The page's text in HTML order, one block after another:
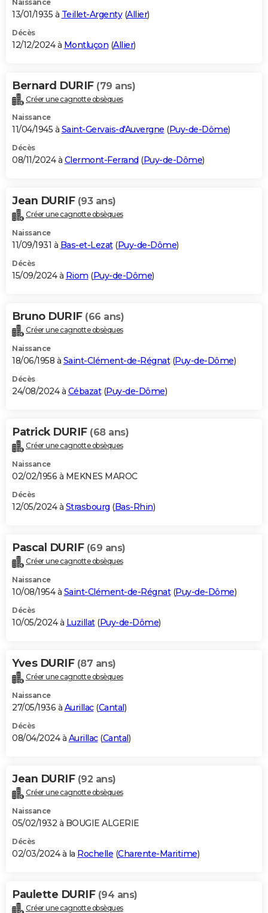
Naissance
13/01/1935 à Teillet-Argenty(Allier)
Décès
12/12/2024 à Montluçon (Allier)
Bernard DURIF (79 ans)
Créer une cagnotte obsèques
Naissance
11/04/1945 à Saint-Gervais-d'Auvergne (Puy-de-Dôme)
Décès
08/11/2024 à Clermont-Ferrand (Puy-de-Dôme)
Jean DURIF (93 ans)
Créer une cagnotte obsèques
Naissance
11/09/1931 à Bas-et-Lezat(Puy-de-Dôme)
Décès
15/09/2024 à Riom (Puy-de-Dôme)
Bruno DURIF (66 ans)
Créer une cagnotte obsèques
Naissance
18/06/1958 à Saint-Clément-de-Régnat(Puy-de-Dôme)
Décès
24/08/2024 à Cébazat(Puy-de-Dôme)
Patrick DURIF (68 ans)
Créer une cagnotte obsèques
Naissance
02/02/1956 à MEKNES MAROC
Décès
12/05/2024 à Strasbourg (Bas-Rhin)
Pascal DURIF (69 ans)
Créer une cagnotte obsèques
Naissance
10/08/1954 à Saint-Clément-de-Régnat(Puy-de-Dôme)
Décès
10/05/2024 à Luzillat(Puy-de-Dôme)
Yves DURIF (87 ans)
Créer une cagnotte obsèques
Naissance
27/05/1936 à Aurillac(Cantal)
Décès
08/04/2024 à Aurillac(Cantal)
Jean DURIF (92 ans)
Créer une cagnotte obsèques
Naissance
05/02/1932 à BOUGIE ALGERIE
Décès
02/03/2024 à la Rochelle (Charente-Maritime)
Paulette DURIF (94 ans)
Créer une cagnotte obsèques